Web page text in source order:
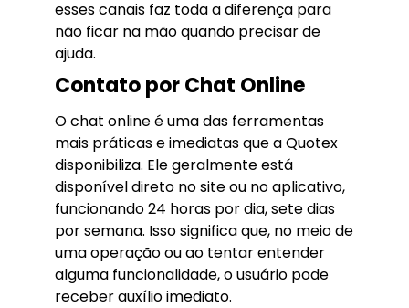
esses canais faz toda a diferença para
não ficar na mão quando precisar de
ajuda.
Contato por Chat Online
O chat online é uma das ferramentas
mais práticas e imediatas que a Quotex
disponibiliza. Ele geralmente está
disponível direto no site ou no aplicativo,
funcionando 24 horas por dia, sete dias
por semana. Isso significa que, no meio de
uma operação ou ao tentar entender
alguma funcionalidade, o usuário pode
receber auxílio imediato.